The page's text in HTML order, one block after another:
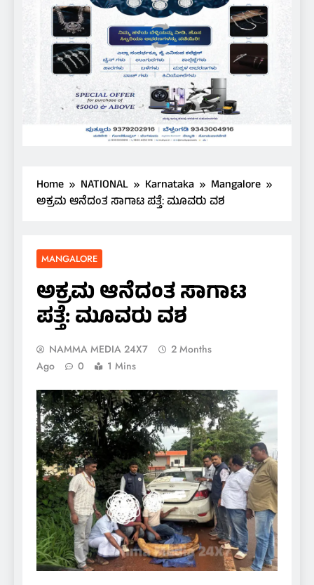
Home NATIONAL Karnataka
Mangalore
ಅಕ್ರಮ ಆನೆದಂತ ಸಾಗಾಟ ಪತ್ತೆ: ಮೂವರು ವಶ
MANGALORE
ಅಕ್ರಮ ಆನೆದಂತ ಸಾಗಾಟ
ಪತ್ತೆ: ಮೂವರು ವಶ
NAMMA MEDIA 24X7
2 Months
Ago
0 1 Mins